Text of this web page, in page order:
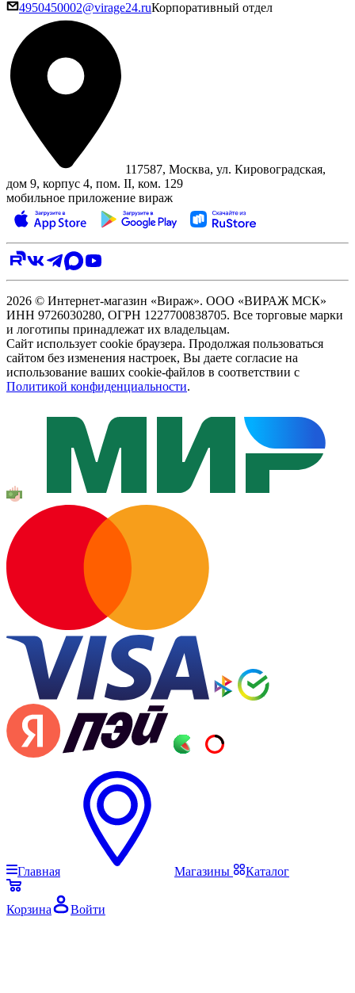
4950450002@virage24.ruКорпоративный отдел
117587, Москва, ул. Кировоградская,
дом 9, корпус 4, пом. II, ком. 129
мобильное приложение вираж
2026 © Интернет-магазин «Вираж». ООО «ВИРАЖ МСК»
ИНН 9726030280, ОГРН 1227700838705. Все торговые марки
и логотипы принадлежат их владельцам.
Сайт использует cookie браузера. Продолжая пользоваться
сайтом без изменения настроек, Вы даете согласие на
использование ваших cookie-файлов в соответствии с
Политикой конфиденциальности.
Главная Магазины Каталог
Корзина Войти